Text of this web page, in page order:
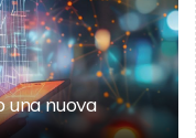
una nuova